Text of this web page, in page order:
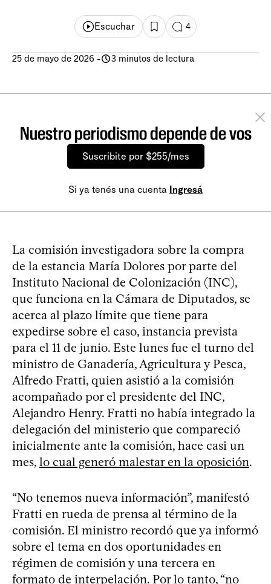
Escuchar 4
25 de mayo de 2026 - 3 minutos de lectura
Nuestro periodismo depende de vos
Suscribite por $255/mes
Si ya tenés una cuenta Ingresá
La comisión investigadora sobre la compra
de la estancia María Dolores por parte del
Instituto Nacional de Colonización (INC),
que funciona en la Cámara de Diputados, se
acerca al plazo límite que tiene para
expedirse sobre el caso, instancia prevista
para el 11 de junio. Este lunes fue el turno del
ministro de Ganadería, Agricultura y Pesca,
Alfredo Fratti, quien asistió a la comisión
acompañado por el presidente del INC,
Alejandro Henry. Fratti no había integrado la
delegación del ministerio que compareció
inicialmente ante la comisión, hace casi un
mes, lo cual generó malestar en la oposición.
“No tenemos nueva información”, manifestó
Fratti en rueda de prensa al término de la
comisión. El ministro recordó que ya informó
sobre el tema en dos oportunidades en
régimen de comisión y una tercera en
formato de interpelación. Por lo tanto, “no